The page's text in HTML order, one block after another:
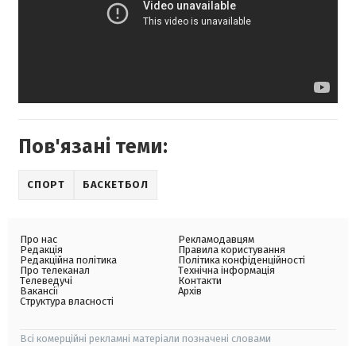
Пов'язані теми:
СПОРТ БАСКЕТБОЛ
Про нас
Редакція
Редакційна політика
Про телеканал
Телеведучі
Вакансії
Структура власності
Рекламодавцям
Правила користування
Політика конфіденційності
Технічна інформація
Контакти
Архів
Всі комерційні рекламні матеріали позначені словами